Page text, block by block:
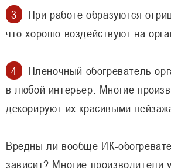
При работе образуются
что хорошо воздействуют на
Пленочный обогреватель
в любой интерьер. Многие
декорируют их красивыми
Вредны ли вообще ИК-
зависит? Многие производители